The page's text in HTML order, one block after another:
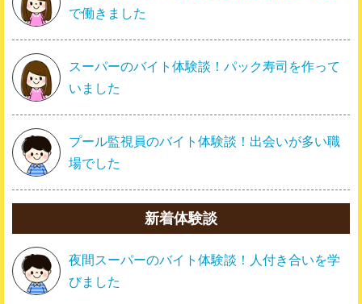
で働きました
スーパーのバイト体験談！パック寿司を作って
いました
プール監視員のバイト体験談！出会いが多い職
場でした
新着体験談
夜間スーパーのバイト体験談！人付き合いを学
びました